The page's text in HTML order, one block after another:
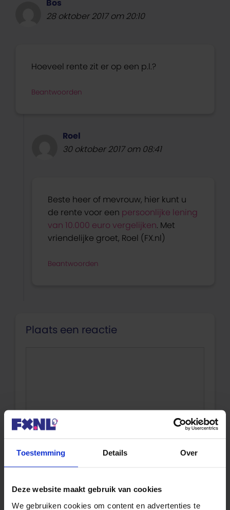
Toestemming Details Over
Deze website maakt gebruik van cookies
We gebruiken cookies om content en advertenties te
Bos
28 oktober 2017 om 20:10
Hoeveel rente zit er op een p.l.?
Beantwoorden
Roel
30 oktober 2017 om 08:41
Beste heer of mevrouw, hier kunt u
de rente voor een persoonlijke lening
van 10.000 euro vergelijken. Met
vriendelijke groet, Roel (FX.nl)
Beantwoorden
Plaats een reactie